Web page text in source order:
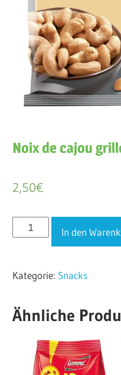
Noix de cajou
2,50€
Noix
grillées&salées
Menge
In den
Kategorie: Snacks
Ähnliche